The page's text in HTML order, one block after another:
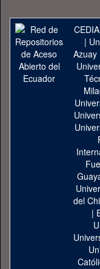
CEDIA
|
Azuay
del
|